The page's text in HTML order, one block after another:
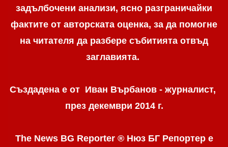
задълбочени анализи, ясно разграничaйки
фактите от авторската оценка, за да помогне
на читателя да разбере събитията отвъд
заглавията.
Създадена е от Иван Върбанов - журналист,
през декември 2014 г.
The News BG Reporter ® Нюз БГ Репортере